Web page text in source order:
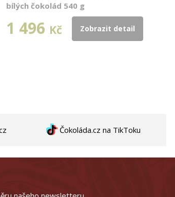
bílých čokolád 540 g
1 496 Kč Zobrazit detail
Čokoláda.cz na TikToku